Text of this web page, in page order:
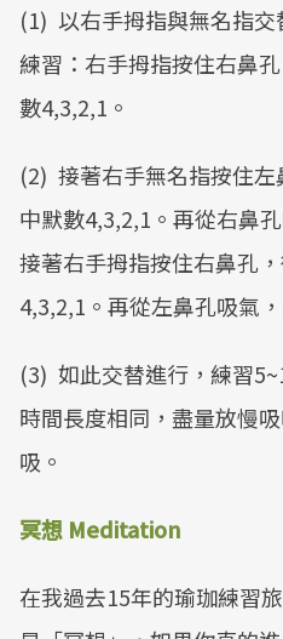
(1) 以右手拇指與無名指
練習：右手拇指按住右鼻
數4,3,2,1。
(2) 接著右手無名指按住
中默數4,3,2,1。再從右鼻
接著右手拇指按住右鼻孔
4,3,2,1。再從左鼻孔吸氣
(3) 如此交替進行，練習
時間長度相同，盡量放慢
吸。
冥想 Meditation
在我過去15年的瑜珈練習